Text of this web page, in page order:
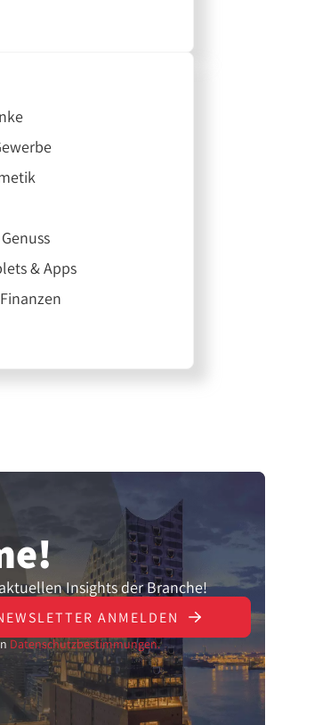
& Apps
Insights der Branche!
ANMELDEN
Datenschutzbestimmungen.